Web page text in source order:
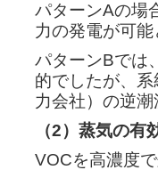
パターンAの場
力の発電が可
パターンBでは
的でしたが、
力会社）の逆
（2）蒸気の有
VOCを高濃度